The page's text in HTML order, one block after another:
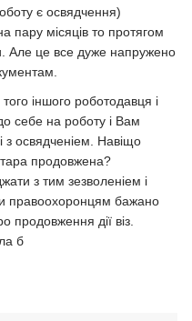
є освядчення)
пару місяців то протягом
Але це все дуже напружено
іншого роботодавця і
себе на роботу і Вам
з освядченіем. Навіщо
продовжена?
з тим зезволеніем і
правоохоронцям бажано
продовження дії віз.
б